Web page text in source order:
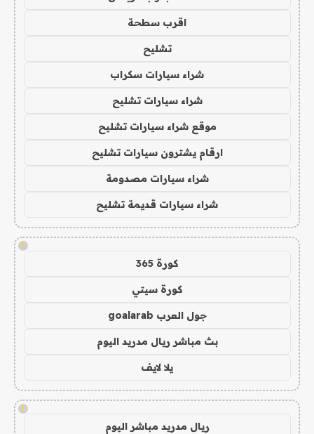
اقرب سطحة
تشليح
شراء سيارات سكراب
شراء سيارات تشليح
موقع شراء سيارات تشليح
ارقام يشترون سيارات تشليح
شراء سيارات مصدومة
شراء سيارات قديمة تشليح
!
كورة 365
كورة سيتي
جول العرب goalarab
بث مباشر ريال مدريد اليوم
يلا لايف
!
ريال مدريد مباشر اليوم